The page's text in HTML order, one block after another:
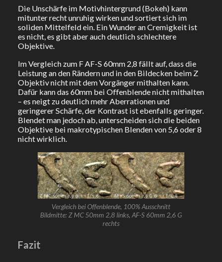
Die Unschärfe im Motivhintergrund (Bokeh) kann
mitunter recht unruhig wirken und sortiert sich im
soliden Mittelfeld ein. Ein Wunder an Cremigkeit ist
es nicht, es gibt aber auch deutlich schlechtere
Objektive.
Im Vergleich zum F AF-S 60mm 2,8 fällt auf, dass die
Leistung an den Rändern und in den Bildecken beim Z
Objektiv nicht mit dem Vorgänger mithalten kann.
Dafür kann das 60mm bei Offenblende nicht mithalten
– es neigt zu deutlich mehr Aberrationen und
geringerer Schärfe, der Kontrast ist ebenfalls geringer.
Blendet man jedoch ab, unterscheiden sich die beiden
Objektive bei makrotypischen Blenden von 5,6 oder 8
nicht wirklich.
Vergleich bei Offenblende, 100% Ausschnitt
Bildmitte: Z MC 50mm 2,8 links, AF-S 60mm 2,6 G
rechts
Fazit